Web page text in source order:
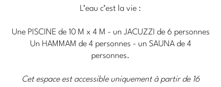
L’eau c’est la vie :
Une PISCINE de 10 M x 4 M - un JACUZZI de 6 personnes
Un HAMMAM de 4 personnes - un SAUNA de 4
personnes.
Cet espace est accessible uniquement à partir de 16